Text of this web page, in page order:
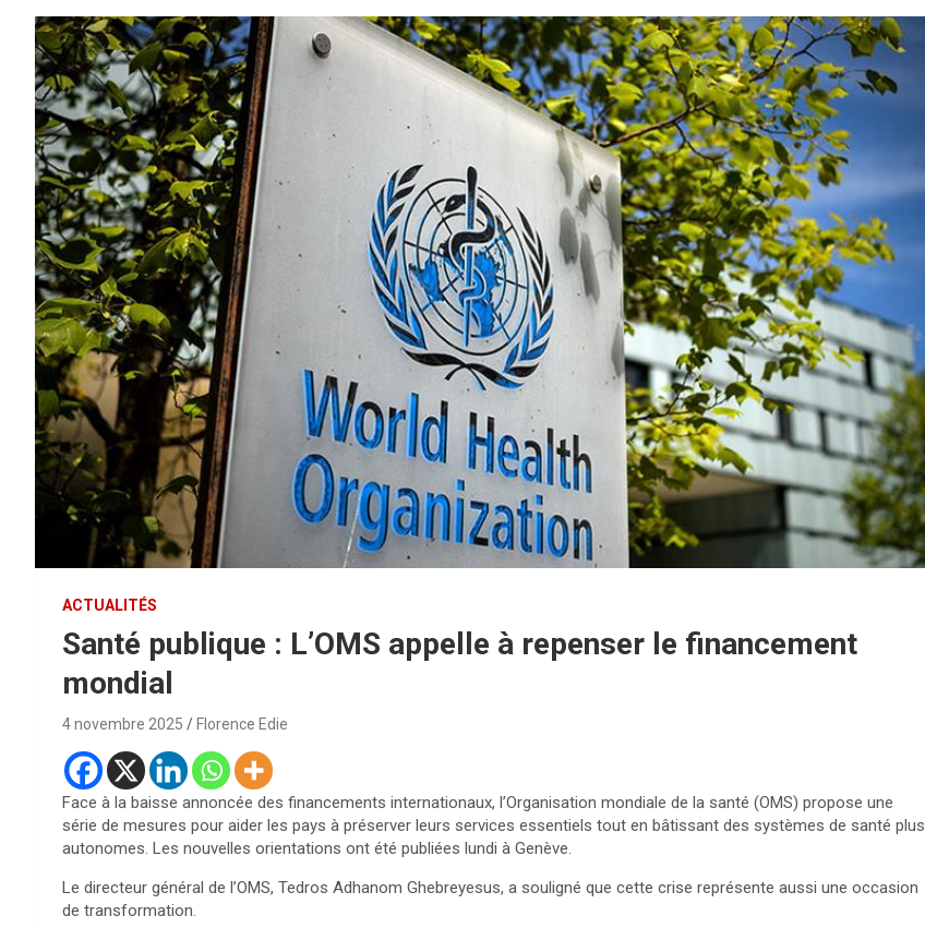
ACTUALITÉS
Santé publique : L’OMS appelle à repenser le financement
mondial
4 novembre 2025 Florence Edie
Face à la baisse annoncée des financements internationaux, l’Organisation mondiale de la santé (OMS) propose une
série de mesures pour aider les pays à préserver leurs services essentiels tout en bâtissant des systèmes de santé plus
autonomes. Les nouvelles orientations ont été publiées lundi à Genève.
Le directeur général de l’OMS, Tedros Adhanom Ghebreyesus, a souligné que cette crise représente aussi une occasion
de transformation.